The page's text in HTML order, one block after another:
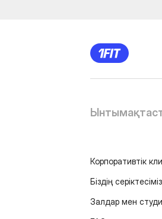
Корпоративтік
Біздің
Залдар мен